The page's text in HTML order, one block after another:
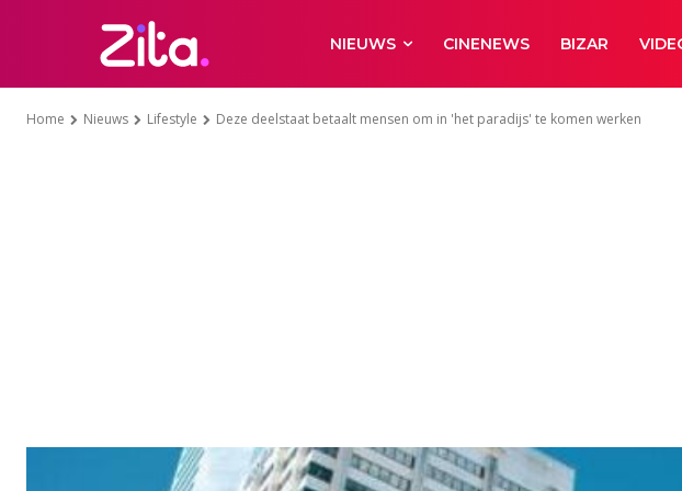
NIEUWS CINENEWS BIZAR
Home Nieuws Lifestyle Deze deelstaat betaalt mensen om in 'het paradijs' te komen werken